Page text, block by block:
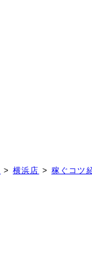
> 横浜店 > 稼ぐコツ